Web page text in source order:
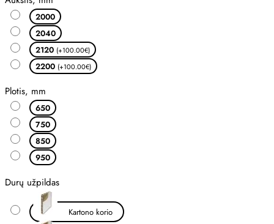
2000
2040
2120 (+100.00€)
2200 (+100.00€)
Plotis, mm
650
750
850
950
Durų užpildas
Kartono korio